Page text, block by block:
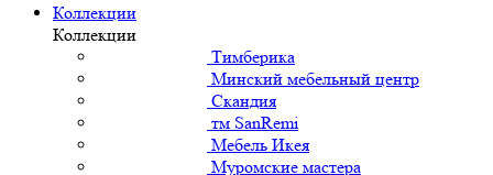
Коллекции
Коллекции
Тимберика
Минский мебельный центр
Скандия
тм SanRemi
Мебель Икея
Муромские мастера